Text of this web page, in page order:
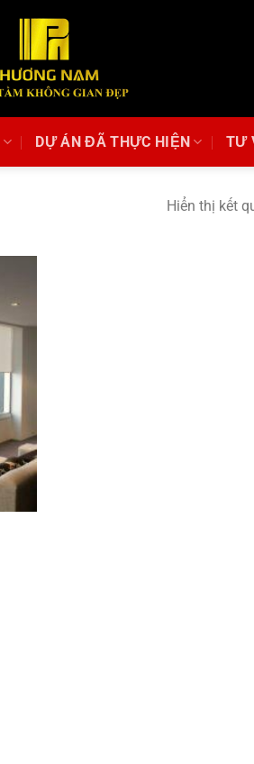
DỰ ÁN ĐÃ THỰC HIỆN TƯ
Hiển thị kết